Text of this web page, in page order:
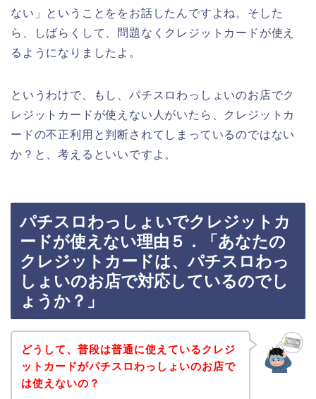
ない」ということををお話したんですよね。そした
ら、しばらくして、問題なくクレジットカードが使え
るようになりましたよ。
というわけで、もし、パチスロわっしょいのお店でク
レジットカードが使えない人がいたら、クレジットカ
ードの不正利用と判断されてしまっているのではない
か？と、考えるといいですよ。
パチスロわっしょいでクレジットカ
ードが使えない理由５．「あなたの
クレジットカードは、パチスロわっ
しょいのお店で対応しているのでし
ょうか？」
どうして、普段は普通に使えているクレジ
ットカードがパチスロわっしょいのお店で
は使えないの？